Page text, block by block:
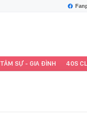
TÂM SỰ - GIA ĐÌNH 40S